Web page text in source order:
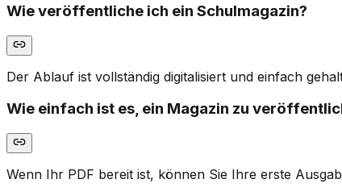
Wie veröffentliche ich ein Schulmagazin?
Der Ablauf ist vollständig digitalisiert und einfach
Wie einfach ist es, ein Magazin zu
Wenn Ihr PDF bereit ist, können Sie Ihre erste